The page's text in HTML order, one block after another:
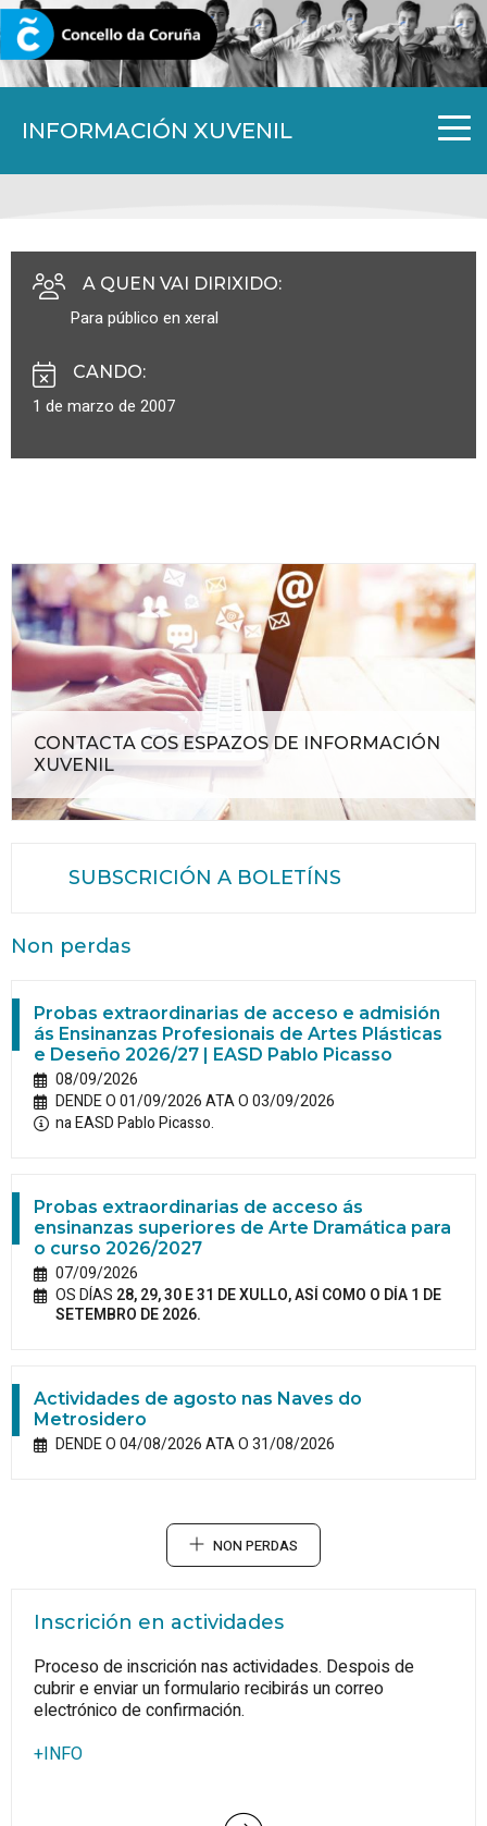
INFORMACIÓN XUVENIL
CORUNA.GAL
A QUEN VAI DIRIXIDO:
Para público en xeral
CANDO:
1 de marzo de 2007
CONTACTA COS ESPAZOS DE INFORMACIÓN
XUVENIL
SUBSCRICIÓN A BOLETÍNS
Non perdas
Probas extraordinarias de acceso e admisión
ás Ensinanzas Profesionais de Artes Plásticas
e Deseño 2026/27 | EASD Pablo Picasso
08/09/2026
DENDE O 01/09/2026 ATA O 03/09/2026
na EASD Pablo Picasso.
Probas extraordinarias de acceso ás
ensinanzas superiores de Arte Dramática para
o curso 2026/2027
07/09/2026
OS DÍAS 28, 29, 30 E 31 DE XULLO, ASÍ COMO O DÍA 1 DE
SETEMBRO DE 2026.
Actividades de agosto nas Naves do
Metrosidero
DENDE O 04/08/2026 ATA O 31/08/2026
NON PERDAS
Inscrición en actividades
Proceso de inscrición nas actividades. Despois de
cubrir e enviar un formulario recibirás un correo
electrónico de confirmación.
+INFO